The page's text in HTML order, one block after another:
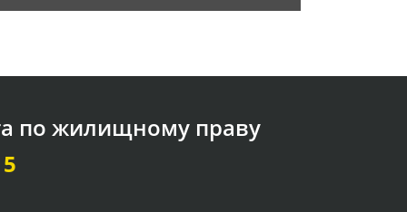
по жилищному праву